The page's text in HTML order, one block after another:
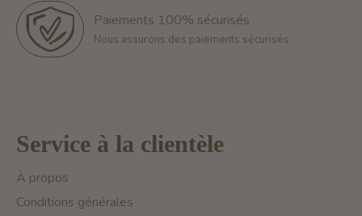
Paiements 100% sécurisés
Nous assurons des paiements sécurisés
Service à la clientèle
À propos
Conditions générales